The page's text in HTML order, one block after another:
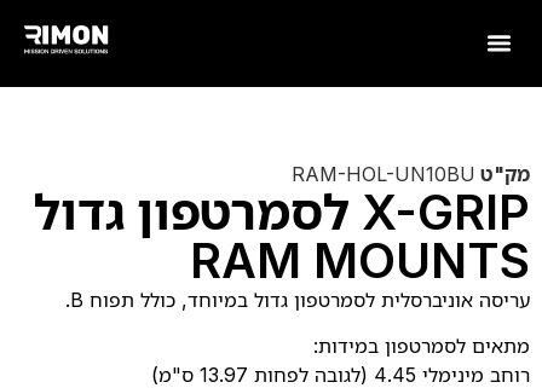
מק"ט RAM-HOL-UN10BU
X-GRIP לסמרטפון גדול
RAM MOUNTS
עריסה אוניברסלית לסמרטפון גדול במיוחד, כולל תפוח B.
מתאים לסמרטפון במידות:
רוחב מינימלי 4.45 (לגובה לפחות 13.97 ס"מ)